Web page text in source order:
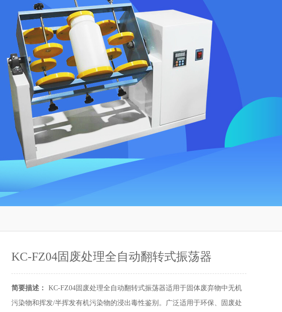
KC-FZ04固废处理全自动翻转式振荡器
简要描述：
KC-FZ04固废处理全自动翻转式振荡器适用于固体废弃物中无机
污染物和挥发/半挥发有机污染物的浸出毒性鉴别。广泛适用于环保、固废处